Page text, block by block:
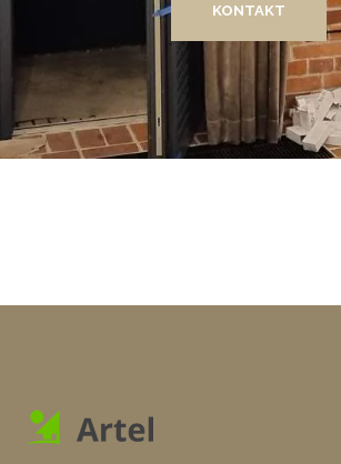
KONTAKT